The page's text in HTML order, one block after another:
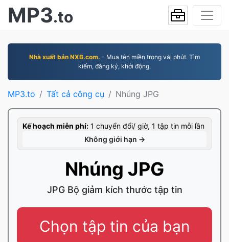
MP3.to
Nhà xuất bản NXB.com. - Mua tên miền trong vài phút. Tìm
kiếm, đăng ký, khởi động.
MP3.to Tất cả công cụ Nhúng JPG
Kế hoạch miễn phí: 1 chuyển đổi/ giờ, 1 tập tin mỗi lần
Không giới hạn →
Nhúng JPG
JPG Bộ giảm kích thước tập tin
Chọn tập tin của bạn